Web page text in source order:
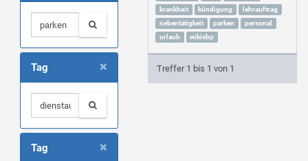
×
Tag
×
Tag
krankheit
kündigung
lehrauftrag
nebentätigkeit
parken
personal
urlaub
wikisbp
Treffer 1 bis 1 von 1